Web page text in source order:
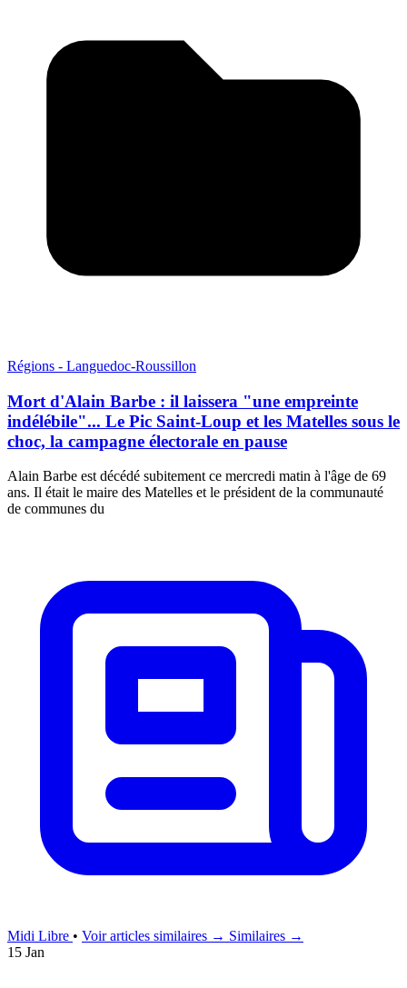
Régions - Languedoc-Roussillon
Mort d'Alain Barbe : il laissera "une empreinte
indélébile"... Le Pic Saint-Loup et les Matelles sous le
choc, la campagne électorale en pause
Alain Barbe est décédé subitement ce mercredi matin à l'âge de 69
ans. Il était le maire des Matelles et le président de la communauté
de communes du
Midi Libre • Voir articles similaires → Similaires →
15 Jan